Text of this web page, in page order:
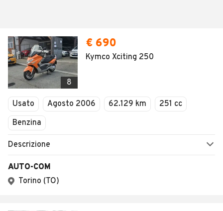
8
€ 690
Kymco Xciting 250
Usato Agosto 2006 62.129 km
251 cc
Benzina
Descrizione
AUTO-COM
Torino (TO)